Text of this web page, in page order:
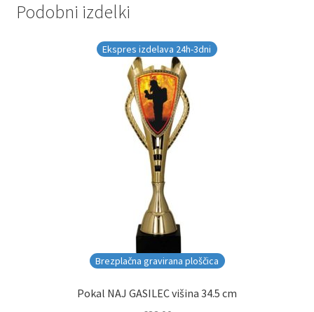
Podobni izdelki
Brezplačna gravirana ploščica
Ekspres izdelava 24h-3dni
Pokal NAJ GASILEC višina 34.5 cm